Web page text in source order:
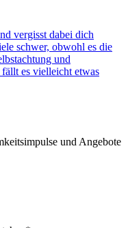
vergisst dabei dich
schwer, obwohl es die
und
es vielleicht etwas
und Angebote